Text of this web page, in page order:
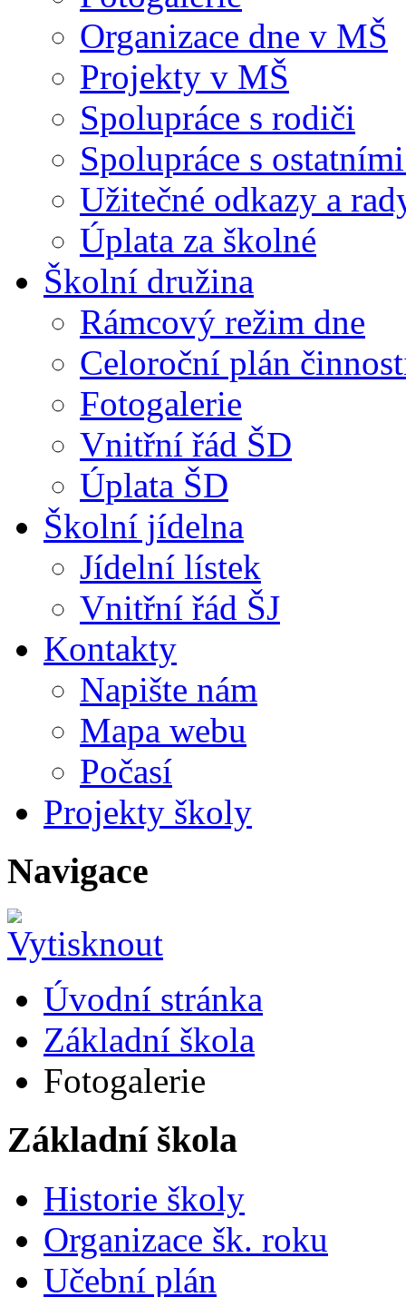
Organizace dne v MŠ
Projekty v MŠ
Spolupráce s rodiči
Spolupráce s
Užitečné odkazy a
Úplata za školné
Školní družina
Rámcový režim dne
Celoroční plán
Fotogalerie
Vnitřní řád ŠD
Úplata ŠD
Školní jídelna
Jídelní lístek
Vnitřní řád ŠJ
Kontakty
Napište nám
Mapa webu
Počasí
Projekty školy
Navigace
Úvodní stránka
Základní škola
Fotogalerie
Základní škola
Historie školy
Organizace šk. roku
Učební plán